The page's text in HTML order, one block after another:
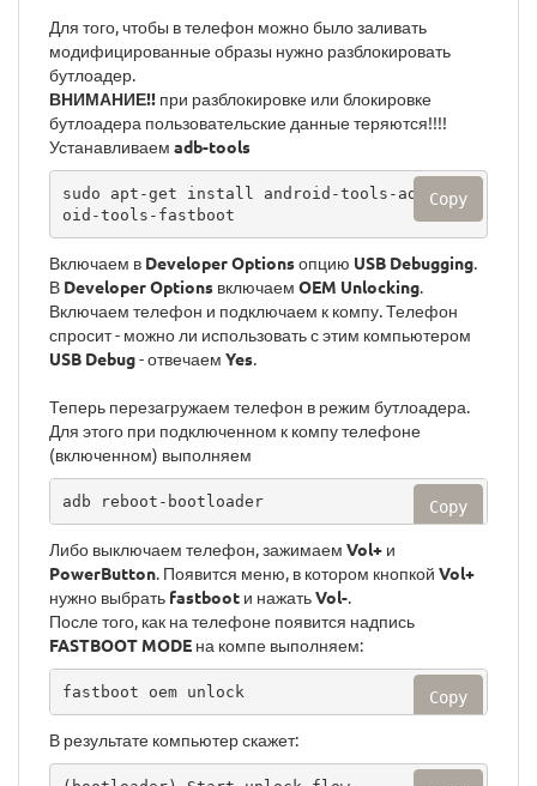
Для того, чтобы в телефон можно было заливать
модифицированные образы нужно разблокировать
бутлоадер.
ВНИМАНИЕ!! при разблокировке или блокировке
бутлоадера пользовательские данные теряются!!!!
Устанавливаем adb-tools
sudo apt-get install android-tools-adb andr
oid-tools-fastboot
Copy
Включаем в Developer Optionsопцию USB Debugging.
В Developer Options включаем OEM Unlocking.
Включаем телефон и подключаем к компу. Телефон
спросит - можно ли использовать с этим компьютером
USB Debug- отвечаем Yes.
Теперь перезагружаем телефон в режим бутлоадера.
Для этого при подключенном к компу телефоне
(включенном) выполняем
adb reboot-bootloader Copy
Либо выключаем телефон, зажимаем Vol+ и
PowerButton. Появится меню, в котором кнопкой Vol+
нужно выбрать fastboot и нажатьVol-.
После того, как на телефоне появится надпись
FASTBOOT MODE на компе выполняем:
fastboot oem unlock Copy
В результате компьютер скажет: